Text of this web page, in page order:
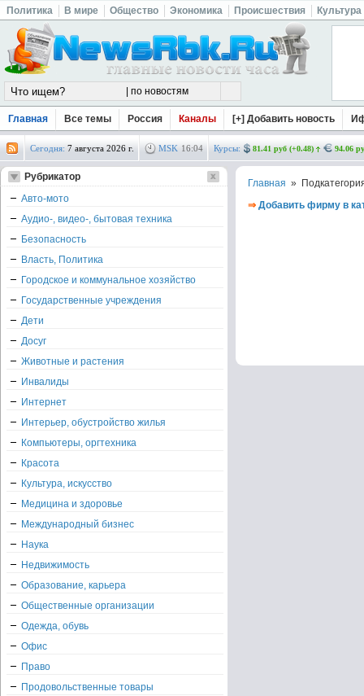
Политика В мире Общество Экономика Происшествия Культура
Главная Все темы Россия Каналы [+] Добавить новость
Сегодня: 7 августа 2026 г. MSK 16:04 Курсы: 81.41 руб (+0.48) 94.06
Главная »
⇒ Добавить фирму в
Рубрикатор
Авто-мото
Аудио-, видео-, бытовая техника
Безопасность
Власть, Политика
Городское и коммунальное хозяйство
Государственные учреждения
Дети
Досуг
Животные и растения
Инвалиды
Интернет
Интерьер, обустройство жилья
Компьютеры, оргтехника
Красота
Культура, искусство
Медицина и здоровье
Международный бизнес
Наука
Недвижимость
Образование, карьера
Общественные организации
Одежда, обувь
Офис
Право
Продовольственные товары